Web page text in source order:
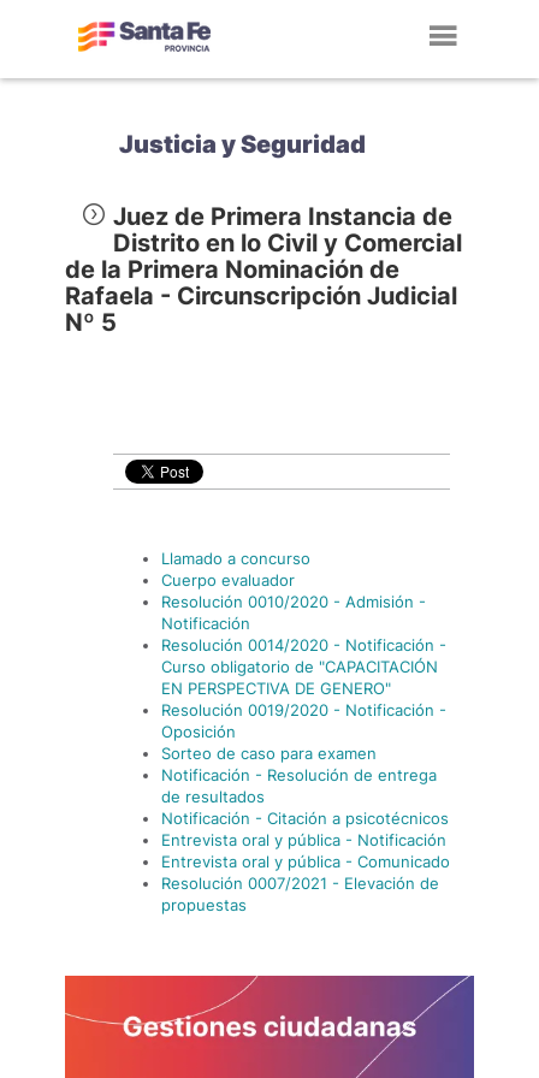
Justicia y Seguridad
Juez de Primera Instancia de
Distrito en lo Civil y Comercial
de la Primera Nominación de
Rafaela - Circunscripción Judicial
Nº 5
Llamado a concurso
Cuerpo evaluador
Resolución 0010/2020 - Admisión -
Notificación
Resolución 0014/2020 - Notificación -
Curso obligatorio de "CAPACITACIÓN
EN PERSPECTIVA DE GENERO"
Resolución 0019/2020 - Notificación -
Oposición
Sorteo de caso para examen
Notificación - Resolución de entrega
de resultados
Notificación - Citación a psicotécnicos
Entrevista oral y pública - Notificación
Entrevista oral y pública - Comunicado
Resolución 0007/2021 - Elevación de
propuestas